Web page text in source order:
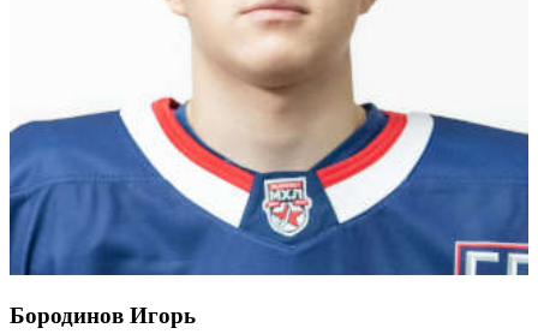
Бородинов Игорь